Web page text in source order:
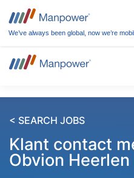
We’ve always been global, now we’re
< SEARCH JOBS
Klant contact
Obvion Heerlen